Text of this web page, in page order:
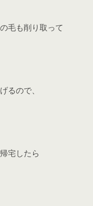
毛も削り取って
るので、
宅したら